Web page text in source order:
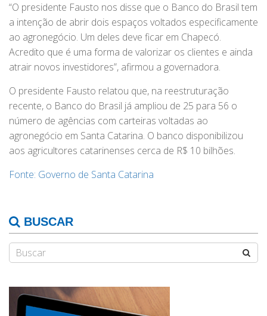
“O presidente Fausto nos disse que o Banco do Brasil tem
a intenção de abrir dois espaços voltados especificamente
ao agronegócio. Um deles deve ficar em Chapecó.
Acredito que é uma forma de valorizar os clientes e ainda
atrair novos investidores”, afirmou a governadora.
O presidente Fausto relatou que, na reestruturação
recente, o Banco do Brasil já ampliou de 25 para 56 o
número de agências com carteiras voltadas ao
agronegócio em Santa Catarina. O banco disponibilizou
aos agricultores catarinenses cerca de R$ 10 bilhões.
Fonte: Governo de Santa Catarina
BUSCAR